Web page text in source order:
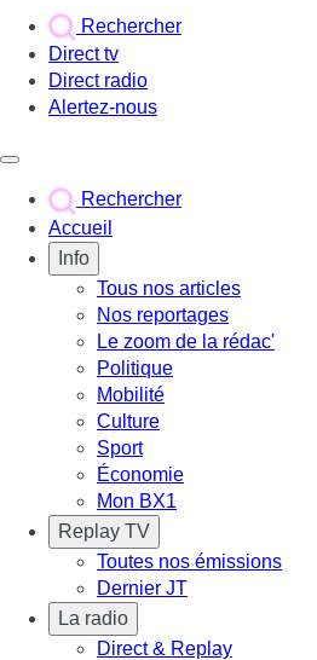
Rechercher
Direct tv
Direct radio
Alertez-nous
Rechercher
Accueil
Info
Tous nos articles
Nos reportages
Le zoom de la rédac'
Politique
Mobilité
Culture
Sport
Économie
Mon BX1
Replay TV
Toutes nos émissions
Dernier JT
La radio
Direct & Replay